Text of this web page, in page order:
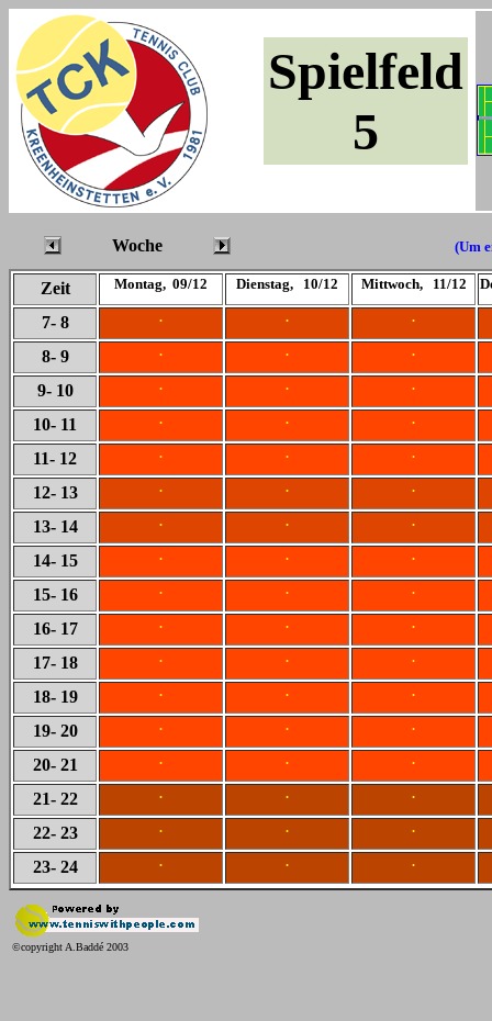
Spielfeld
5
Woche (Um
Zeit Montag, 09/12 Dienstag, 10/12 Mittwoch, 11/12
7- 8 . . .
8- 9 . . .
9- 10 . . .
10- 11 . . .
11- 12 . . .
12- 13 . . .
13- 14 . . .
14- 15 . . .
15- 16 . . .
16- 17 . . .
17- 18 . . .
18- 19 . . .
19- 20 . . .
20- 21 . . .
21- 22 . . .
22- 23 . . .
23- 24 . . .
©copyright A.Baddé 2003